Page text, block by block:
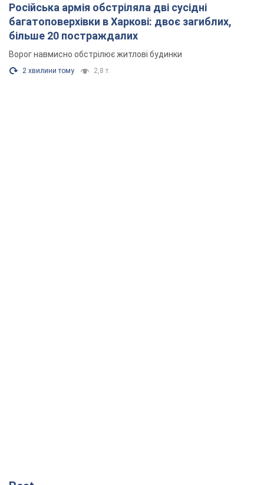
Російська армія обстріляла дві сусідні
багатоповерхівки в Харкові: двоє загиблих,
більше 20 постраждалих
Ворог навмисно обстрілює житлові будинки
2 хвилини тому 2,8 т.